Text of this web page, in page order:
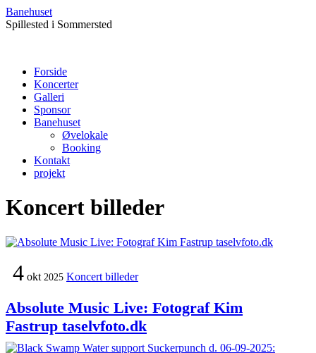
Banehuset
Spillested i Sommersted
Forside
Koncerter
Galleri
Sponsor
Banehuset
Øvelokale
Booking
Kontakt
projekt
Koncert billeder
4 okt 2025 Koncert billeder
Absolute Music Live: Fotograf Kim
Fastrup taselvfoto.dk